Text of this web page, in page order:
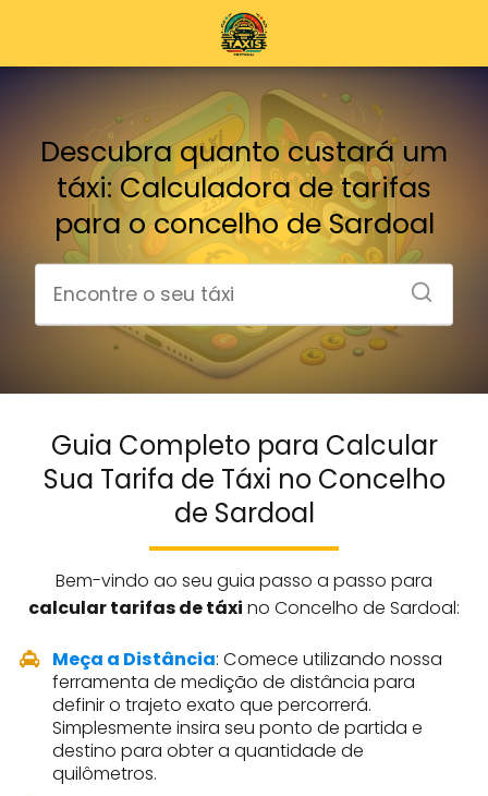
Descubra quanto custará um
táxi: Calculadora de tarifas
para o concelho de Sardoal
Guia Completo para Calcular
Sua Tarifa de Táxi no Concelho
de Sardoal
Bem-vindo ao seu guia passo a passo para
calcular tarifas de táxi no Concelho de Sardoal:
Meça a Distância: Comece utilizando nossa
ferramenta de medição de distância para
definir o trajeto exato que percorrerá.
Simplesmente insira seu ponto de partida e
destino para obter a quantidade de
quilômetros.